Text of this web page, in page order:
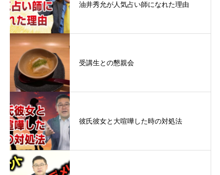
油井秀允が人気占い師になれた理由
受講生との懇親会
彼氏彼女と大喧嘩した時の対処法